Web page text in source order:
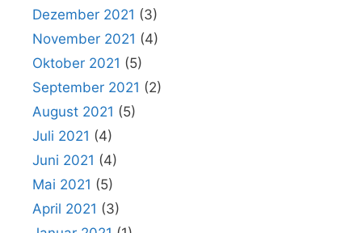
Dezember 2021 (3)
November 2021 (4)
Oktober 2021 (5)
September 2021 (2)
August 2021 (5)
Juli 2021 (4)
Juni 2021 (4)
Mai 2021 (5)
April 2021 (3)